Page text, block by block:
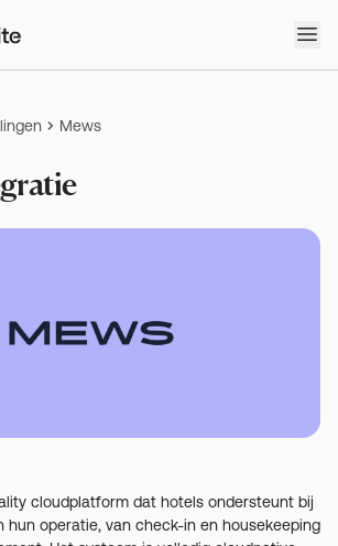
Mews
cloudplatform dat hotels ondersteunt bij
hun operatie, van check-in en housekeeping